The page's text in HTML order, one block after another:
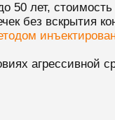
50 лет,
без вскрытия
агрессивной